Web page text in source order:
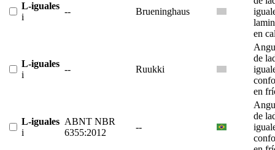
L-iguales
i
-- Brueninghaus
en
L-iguales
i
-- Ruukki
de
en
L-iguales
i
ABNT NBR
6355:2012
--
de